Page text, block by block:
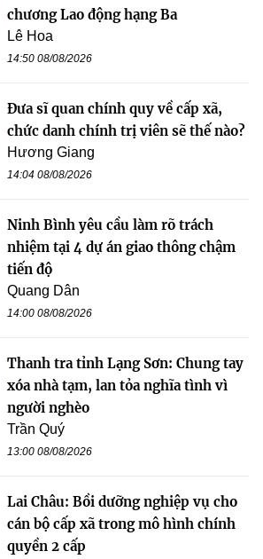
chương Lao động hạng Ba
Lê Hoa
14:50 08/08/2026
Đưa sĩ quan chính quy về cấp xã,
chức danh chính trị viên sẽ thế nào?
Hương Giang
14:04 08/08/2026
Ninh Bình yêu cầu làm rõ trách
nhiệm tại 4 dự án giao thông chậm
tiến độ
Quang Dân
14:00 08/08/2026
Thanh tra tỉnh Lạng Sơn: Chung tay
xóa nhà tạm, lan tỏa nghĩa tình vì
người nghèo
Trần Quý
13:00 08/08/2026
Lai Châu: Bồi dưỡng nghiệp vụ cho
cán bộ cấp xã trong mô hình chính
quyền 2 cấp